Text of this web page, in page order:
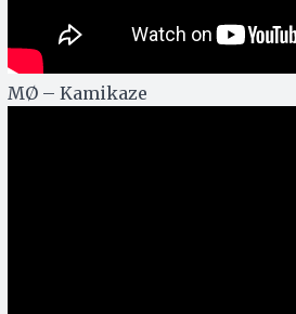
MØ – Kamikaze